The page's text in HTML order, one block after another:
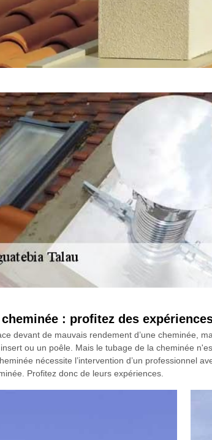
: profitez des
devant de mauvais rendement d’une cheminée,
ou un poêle. Mais le tubage de la cheminée
nécessite l’intervention d’un professionnel
Profitez donc de leurs expériences.